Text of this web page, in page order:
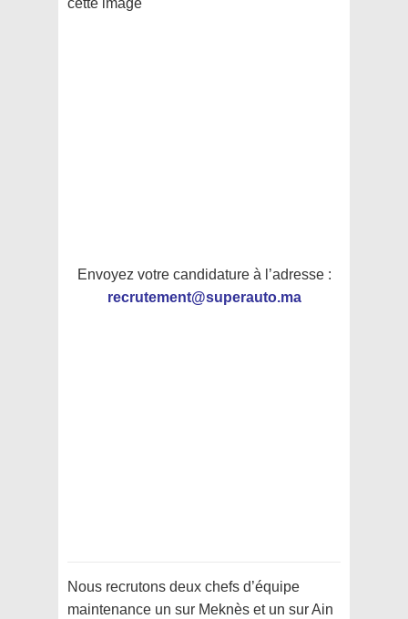
Envoyez votre candidature à l’adresse :
recrutement@superauto.ma
Nous recrutons deux chefs d’équipe
maintenance un sur Meknès et un sur Ain